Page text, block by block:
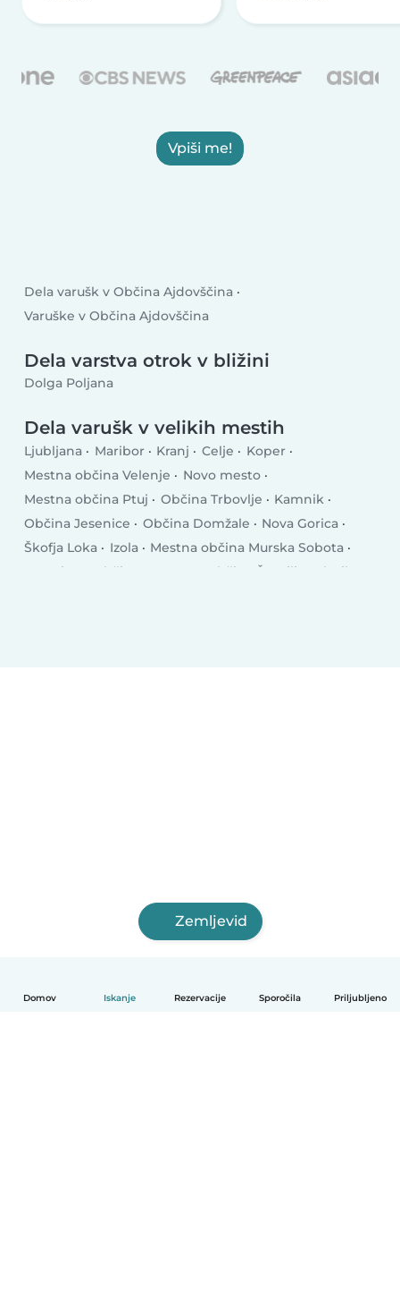
Domov Iskanje Rezervacije Sporočila Priljubljeno
Vpiši me!
Dela varušk v Občina Ajdovščina
Varuške v Občina Ajdovščina
Dela varstva otrok v bližini
Dolga Poljana
Dela varušk v velikih mestih
Ljubljana Maribor Kranj Celje
Koper
Mestna občina Velenje
Novo mesto
Mestna občina Ptuj
Občina Trbovlje
Kamnik
Občina Jesenice
Občina Domžale
Nova Gorica
Škofja Loka
Izola
Mestna občina Murska Sobota
Postojna
Občina Logatec Občina Šentilj
Vrhnika
Zemljevid